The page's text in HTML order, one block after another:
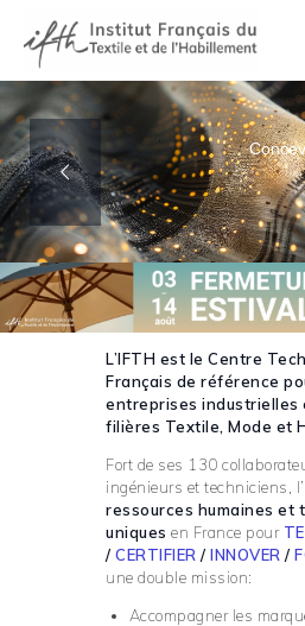
ACCUEIL
ACTUALITÉS
EXPERTISES
PROJETS
EN SAVOIR +
L’IFTH est le Centre
Français de référence
entreprises industrielles
filières Textile, Mode et
Fort de ses 130
ingénieurs et techniciens,
ressources humaines et
uniques en France pour
/ CERTIFIER / INNOVER /
une double mission:
Accompagner les